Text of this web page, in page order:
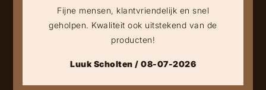
Fijne mensen, klantvriendelijk en snel
geholpen. Kwaliteit ook uitstekend van de
producten!
Luuk Scholten / 08-07-2026